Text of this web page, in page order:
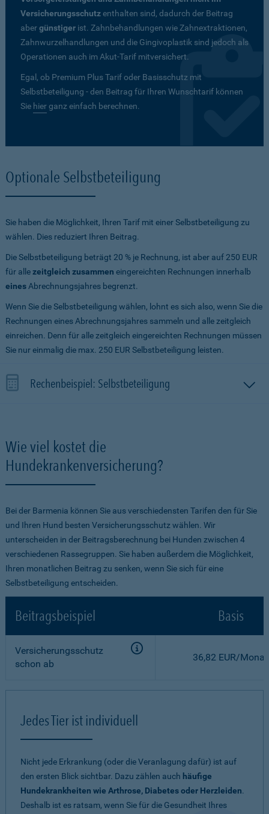
Versicherungsschutzenthalten sind, dadurch der Beitrag
abergünstiger ist. Zahnbehandlungen wie Zahnextraktionen,
Zahnwurzelhandlungen und die Gingivoplastik sind jedoch als
Operationen auch im Akut-Tarif mitversichert.
Egal, ob Premium Plus Tarif oder Basisschutz mit
Selbstbeteiligung - den Beitrag für Ihren Wunschtarif können
Sie hierganz einfach berechnen.
Optionale Selbstbeteiligung
Sie haben die Möglichkeit, Ihren Tarif mit einer Selbstbeteiligung zu
wählen. Dies reduziert Ihren Beitrag.
Die Selbstbeteiligung beträgt 20 % je Rechnung, ist aber auf 250 EUR
für allezeitgleich zusammen eingereichten Rechnungen innerhalb
eines Abrechnungsjahres begrenzt.
Wenn Sie die Selbstbeteiligung wählen, lohnt es sich also, wenn Sie die
Rechnungen eines Abrechnungsjahres sammeln und alle zeitgleich
einreichen. Denn für alle zeitgleich eingereichten Rechnungen müssen
Sie nur einmalig die max. 250 EUR Selbstbeteiligung leisten.
Rechenbeispiel: Selbstbeteiligung
Wie viel kostet die
Hundekrankenversicherung?
Bei der Barmenia können Sie aus verschiedensten Tarifen den für Sie
und Ihren Hund besten Versicherungsschutz wählen. Wir
unterscheiden in der Beitragsberechnung bei Hunden zwischen 4
verschiedenen Rassegruppen. Sie haben außerdem die Möglichkeit,
Ihren monatlichen Beitrag zu senken, wenn Sie sich für eine
Selbstbeteiligung entscheiden.
Beitragsbeispiel Basis
Versicherungsschutz
schon ab
36,82 EUR/Monat
Jedes Tier ist individuell
Nicht jede Erkrankung (oder die Veranlagung dafür) ist auf
den ersten Blick sichtbar. Dazu zählen auch häufige
Hundekrankheiten wie Arthrose, Diabetes oder Herzleiden.
Deshalb ist es ratsam, wenn Sie für die Gesundheit Ihres